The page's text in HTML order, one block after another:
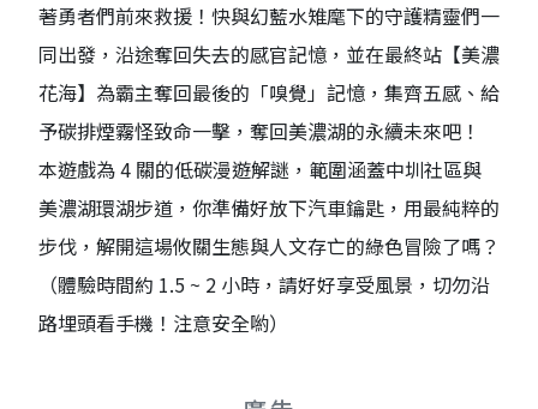
著勇者們前來救援！快與幻藍水雉麾下的守護精靈們一
同出發，沿途奪回失去的感官記憶，並在最終站【美濃
花海】為霸主奪回最後的「嗅覺」記憶，集齊五感、給
予碳排煙霧怪致命一擊，奪回美濃湖的永續未來吧！
本遊戲為 4 關的低碳漫遊解謎，範圍涵蓋中圳社區與
美濃湖環湖步道，你準備好放下汽車鑰匙，用最純粹的
步伐，解開這場攸關生態與人文存亡的綠色冒險了嗎？
（體驗時間約 1.5 ~ 2 小時，請好好享受風景，切勿沿
路埋頭看手機！注意安全喲）